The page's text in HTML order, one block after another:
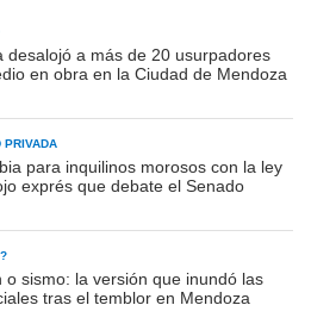
desalojó a más de 20 usurpadores
en obra en la Ciudad de Mendoza
PRIVADA
para inquilinos morosos con la ley
exprés que debate el Senado
o sismo: la versión que inundó las
tras el temblor en Mendoza